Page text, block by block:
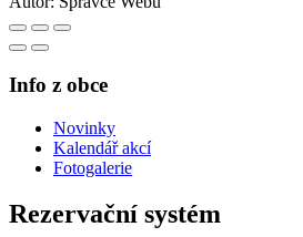
Info z obce
Novinky
Kalendář akcí
Fotogalerie
Rezervační systém